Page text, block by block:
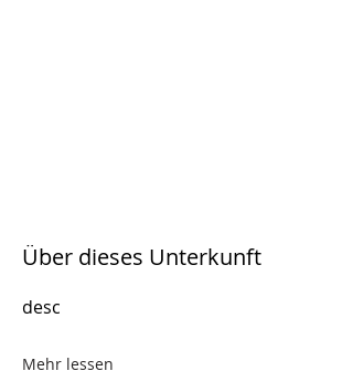
Über dieses Unterkunft
desc
Mehr lessen